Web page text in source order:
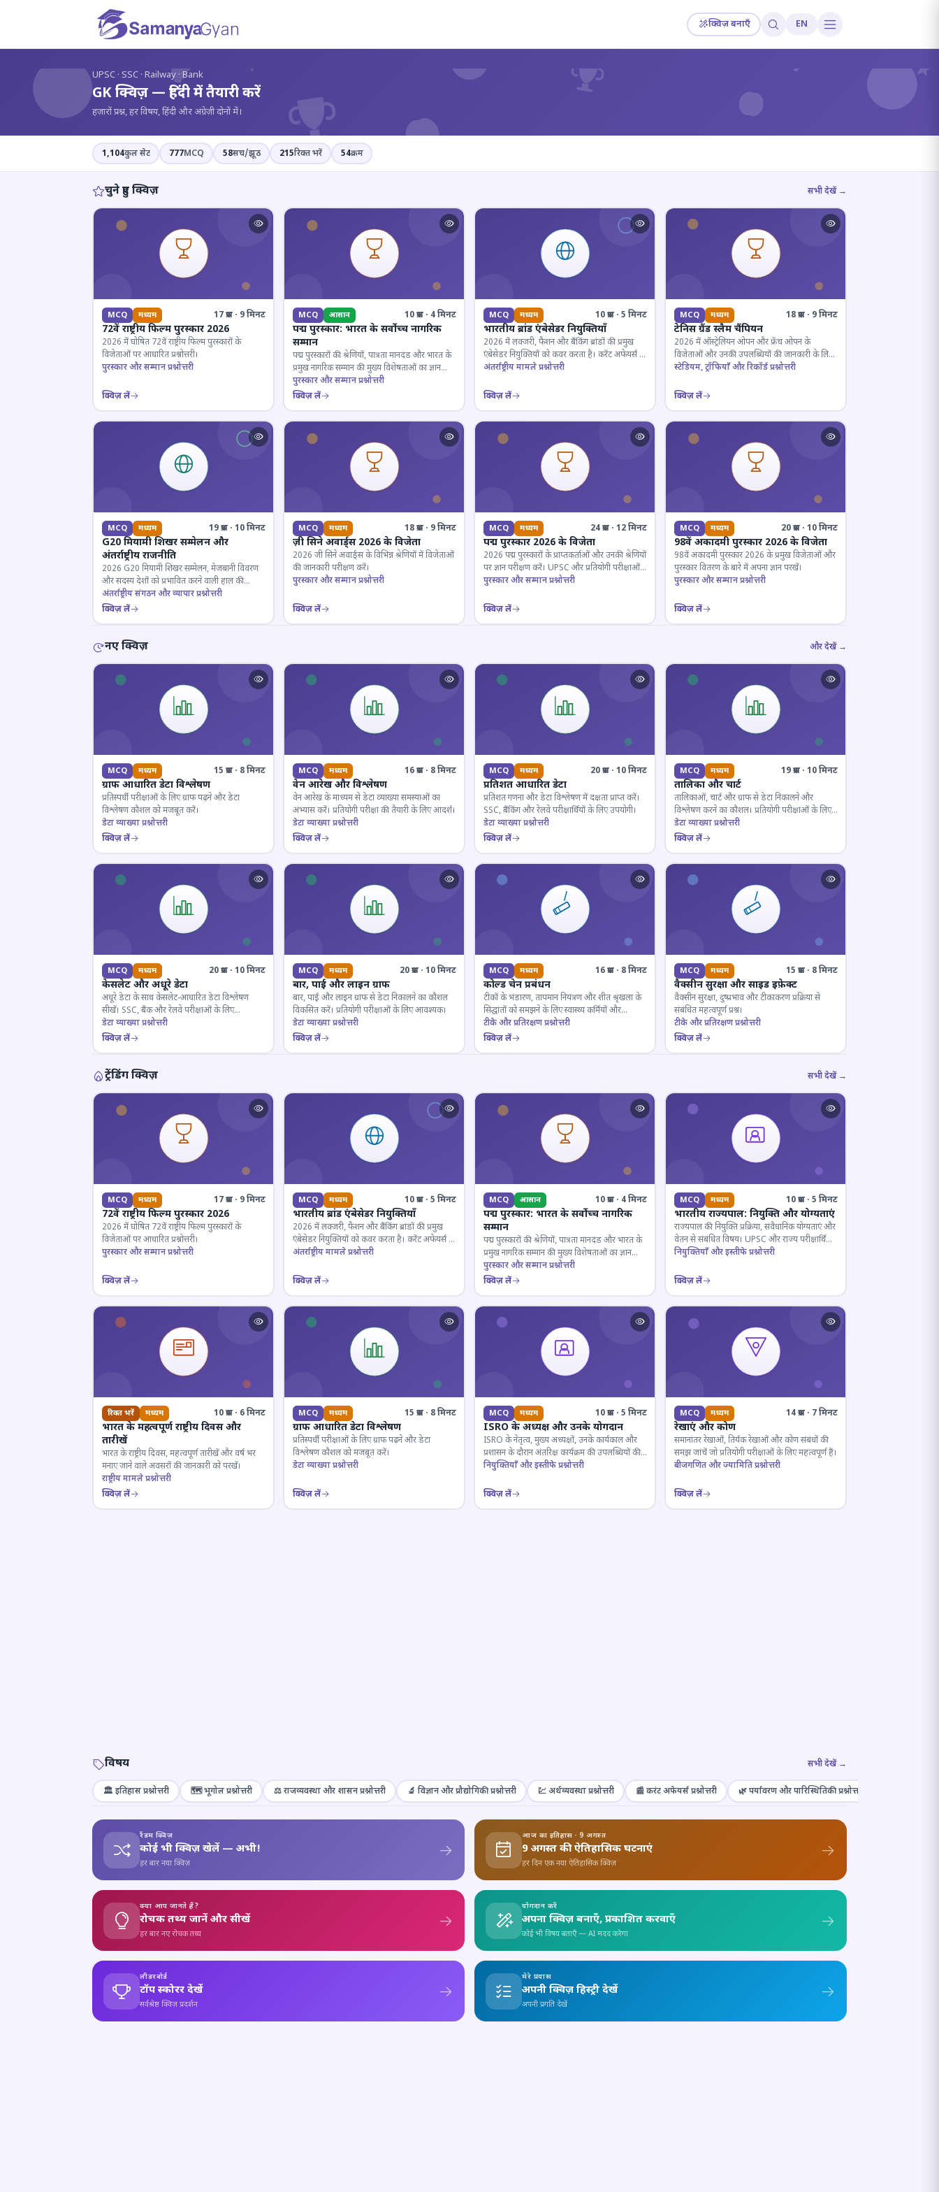
क्विज़ बनाएँ EN
? ? ?
UPSC · SSC · Railway · Bank
GK क्विज़ — हिंदी में तैयारी करें
हज़ारों प्रश्न, हर विषय, हिंदी और अंग्रेज़ी दोनों में।
1,104कुल सेट 777MCQ 58सच/झूठ 215रिक्त भरें 54क्रम
चुने हुए क्विज़ सभी देखें →
MCQ मध्यम 17 प्रश्न · 9 मिनट
72वें राष्ट्रीय फिल्म पुरस्कार 2026
2026 में घोषित 72वें राष्ट्रीय फिल्म पुरस्कारों के
विजेताओं पर आधारित प्रश्नोत्तरी।
पुरस्कार और सम्मान प्रश्नोत्तरी
क्विज़ लें
MCQ आसान 10 प्रश्न · 4 मिनट
पद्म पुरस्कार: भारत के सर्वोच्च नागरिक
सम्मान
पद्म पुरस्कारों की श्रेणियों, पात्रता मानदंड और भारत के
प्रमुख नागरिक सम्मान की मुख्य विशेषताओं का ज्ञान
परखें।
पुरस्कार और सम्मान प्रश्नोत्तरी
क्विज़ लें
MCQ मध्यम 10 प्रश्न · 5 मिनट
भारतीय ब्रांड एंबेसेडर नियुक्तियाँ
2026 में लक्जरी, फैशन और बैंकिंग ब्रांडों की प्रमुख
एंबेसेडर नियुक्तियों को कवर करता है। करेंट अफेयर्स के
लिए जरूरी।
अंतर्राष्ट्रीय मामले प्रश्नोत्तरी
क्विज़ लें
MCQ मध्यम 18 प्रश्न · 9 मिनट
टेनिस ग्रैंड स्लैम चैंपियन
2026 में ऑस्ट्रेलियन ओपन और फ्रेंच ओपन के
विजेताओं और उनकी उपलब्धियों की जानकारी के लिए
क्विज़।
स्टेडियम, ट्रॉफियाँ और रिकॉर्ड प्रश्नोत्तरी
क्विज़ लें
MCQ मध्यम 19 प्रश्न · 10 मिनट
G20 मियामी शिखर सम्मेलन और
अंतर्राष्ट्रीय राजनीति
2026 G20 मियामी शिखर सम्मेलन, मेजबानी विवरण
और सदस्य देशों को प्रभावित करने वाली हाल की
राजनयिक घटनाओं पर ज्ञान परीक्षण करें।
अंतर्राष्ट्रीय संगठन और व्यापार प्रश्नोत्तरी
क्विज़ लें
MCQ मध्यम 18 प्रश्न · 9 मिनट
ज़ी सिने अवार्ड्स 2026 के विजेता
2026 जी सिने अवार्ड्स के विभिन्न श्रेणियों में विजेताओं
की जानकारी परीक्षण करें।
पुरस्कार और सम्मान प्रश्नोत्तरी
क्विज़ लें
MCQ मध्यम 24 प्रश्न · 12 मिनट
पद्म पुरस्कार 2026 के विजेता
2026 पद्म पुरस्कारों के प्राप्तकर्ताओं और उनकी श्रेणियों
पर ज्ञान परीक्षण करें। UPSC और प्रतियोगी परीक्षाओं
के लिए महत्वपूर्ण।
पुरस्कार और सम्मान प्रश्नोत्तरी
क्विज़ लें
MCQ मध्यम 20 प्रश्न · 10 मिनट
98वें अकादमी पुरस्कार 2026 के विजेता
98वें अकादमी पुरस्कार 2026 के प्रमुख विजेताओं और
पुरस्कार वितरण के बारे में अपना ज्ञान परखें।
पुरस्कार और सम्मान प्रश्नोत्तरी
क्विज़ लें
नए क्विज़ और देखें →
MCQ मध्यम 15 प्रश्न · 8 मिनट
ग्राफ आधारित डेटा विश्लेषण
प्रतिस्पर्धी परीक्षाओं के लिए ग्राफ पढ़ने और डेटा
विश्लेषण कौशल को मजबूत करें।
डेटा व्याख्या प्रश्नोत्तरी
क्विज़ लें
MCQ मध्यम 16 प्रश्न · 8 मिनट
वेन आरेख और विश्लेषण
वेन आरेख के माध्यम से डेटा व्याख्या समस्याओं का
अभ्यास करें। प्रतियोगी परीक्षा की तैयारी के लिए आदर्श।
डेटा व्याख्या प्रश्नोत्तरी
क्विज़ लें
MCQ मध्यम 20 प्रश्न · 10 मिनट
प्रतिशत आधारित डेटा
प्रतिशत गणना और डेटा विश्लेषण में दक्षता प्राप्त करें।
SSC, बैंकिंग और रेलवे परीक्षार्थियों के लिए उपयोगी।
डेटा व्याख्या प्रश्नोत्तरी
क्विज़ लें
MCQ मध्यम 19 प्रश्न · 10 मिनट
तालिका और चार्ट
तालिकाओं, चार्ट और ग्राफ से डेटा निकालने और
विश्लेषण करने का कौशल। प्रतियोगी परीक्षाओं के लिए
अनिवार्य।
डेटा व्याख्या प्रश्नोत्तरी
क्विज़ लें
MCQ मध्यम 20 प्रश्न · 10 मिनट
केसलेट और अधूरे डेटा
अधूरे डेटा के साथ केसलेट-आधारित डेटा विश्लेषण
सीखें। SSC, बैंक और रेलवे परीक्षाओं के लिए
महत्वपूर्ण।
डेटा व्याख्या प्रश्नोत्तरी
क्विज़ लें
MCQ मध्यम 20 प्रश्न · 10 मिनट
बार, पाई और लाइन ग्राफ
बार, पाई और लाइन ग्राफ से डेटा निकालने का कौशल
विकसित करें। प्रतियोगी परीक्षाओं के लिए आवश्यक।
डेटा व्याख्या प्रश्नोत्तरी
क्विज़ लें
MCQ मध्यम 16 प्रश्न · 8 मिनट
कोल्ड चेन प्रबंधन
टीकों के भंडारण, तापमान नियंत्रण और शीत श्रृंखला के
सिद्धांतों को समझने के लिए स्वास्थ्य कर्मियों और
परीक्षार्थियों के लिए महत्वपूर्ण।
टीके और प्रतिरक्षण प्रश्नोत्तरी
क्विज़ लें
MCQ मध्यम 15 प्रश्न · 8 मिनट
वैक्सीन सुरक्षा और साइड इफ़ेक्ट
वैक्सीन सुरक्षा, दुष्प्रभाव और टीकाकरण प्रक्रिया से
संबंधित महत्वपूर्ण प्रश्न।
टीके और प्रतिरक्षण प्रश्नोत्तरी
क्विज़ लें
ट्रेंडिंग क्विज़ सभी देखें →
MCQ मध्यम 17 प्रश्न · 9 मिनट
72वें राष्ट्रीय फिल्म पुरस्कार 2026
2026 में घोषित 72वें राष्ट्रीय फिल्म पुरस्कारों के
विजेताओं पर आधारित प्रश्नोत्तरी।
पुरस्कार और सम्मान प्रश्नोत्तरी
क्विज़ लें
MCQ मध्यम 10 प्रश्न · 5 मिनट
भारतीय ब्रांड एंबेसेडर नियुक्तियाँ
2026 में लक्जरी, फैशन और बैंकिंग ब्रांडों की प्रमुख
एंबेसेडर नियुक्तियों को कवर करता है। करेंट अफेयर्स के
लिए जरूरी।
अंतर्राष्ट्रीय मामले प्रश्नोत्तरी
क्विज़ लें
MCQ आसान 10 प्रश्न · 4 मिनट
पद्म पुरस्कार: भारत के सर्वोच्च नागरिक
सम्मान
पद्म पुरस्कारों की श्रेणियों, पात्रता मानदंड और भारत के
प्रमुख नागरिक सम्मान की मुख्य विशेषताओं का ज्ञान
परखें।
पुरस्कार और सम्मान प्रश्नोत्तरी
क्विज़ लें
MCQ मध्यम 10 प्रश्न · 5 मिनट
भारतीय राज्यपाल: नियुक्ति और योग्यताएं
राज्यपाल की नियुक्ति प्रक्रिया, संवैधानिक योग्यताएं और
वेतन से संबंधित विषय। UPSC और राज्य परीक्षार्थियों
के लिए महत्वपूर्ण।
नियुक्तियाँ और इस्तीफे प्रश्नोत्तरी
क्विज़ लें
रिक्त भरें मध्यम 10 प्रश्न · 6 मिनट
भारत के महत्वपूर्ण राष्ट्रीय दिवस और
तारीखें
भारत के राष्ट्रीय दिवस, महत्वपूर्ण तारीखें और वर्ष भर
मनाए जाने वाले अवसरों की जानकारी को परखें।
राष्ट्रीय मामले प्रश्नोत्तरी
क्विज़ लें
MCQ मध्यम 15 प्रश्न · 8 मिनट
ग्राफ आधारित डेटा विश्लेषण
प्रतिस्पर्धी परीक्षाओं के लिए ग्राफ पढ़ने और डेटा
विश्लेषण कौशल को मजबूत करें।
डेटा व्याख्या प्रश्नोत्तरी
क्विज़ लें
MCQ मध्यम 10 प्रश्न · 5 मिनट
ISRO के अध्यक्ष और उनके योगदान
ISRO के नेतृत्व, मुख्य अध्यक्षों, उनके कार्यकाल और
प्रशासन के दौरान अंतरिक्ष कार्यक्रम की उपलब्धियों की
जानकारी जांचें।
नियुक्तियाँ और इस्तीफे प्रश्नोत्तरी
क्विज़ लें
MCQ मध्यम 14 प्रश्न · 7 मिनट
रेखाएं और कोण
समानांतर रेखाओं, तिर्यक रेखाओं और कोण संबंधों की
समझ जांचें जो प्रतियोगी परीक्षाओं के लिए महत्वपूर्ण हैं।
बीजगणित और ज्यामिति प्रश्नोत्तरी
क्विज़ लें
विषय सभी देखें →
🏛️ इतिहास प्रश्नोत्तरी 🗺️ भूगोल प्रश्नोत्तरी ⚖️ राजव्यवस्था और शासन प्रश्नोत्तरी 🔬 विज्ञान और प्रौद्योगिकी प्रश्नोत्तरी 💹 अर्थव्यवस्था प्रश्नोत्तरी 📰 करंट अफेयर्स प्रश्नोत्तरी 🌿 पर्यावरण और पारिस्थितिकी प्रश्नोत्तरी
रैंडम क्विज़
कोई भी क्विज़ खेलें — अभी!
हर बार नया क्विज़
आज का इतिहास · 9 अगस्त
9 अगस्त की ऐतिहासिक घटनाएं
हर दिन एक नया ऐतिहासिक क्विज़
क्या आप जानते हैं?
रोचक तथ्य जानें और सीखें
हर बार नए रोचक तथ्य
योगदान करें
अपना क्विज़ बनाएँ, प्रकाशित करवाएँ
कोई भी विषय बताएँ — AI मदद करेगा
लीडरबोर्ड
टॉप स्कोरर देखें
सर्वश्रेष्ठ क्विज़ प्रदर्शन
मेरे प्रयास
अपनी क्विज़ हिस्ट्री देखें
अपनी प्रगति देखें